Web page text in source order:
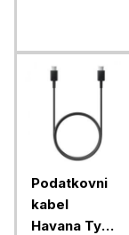
49545
Podatkovni
kabel
Havana Type